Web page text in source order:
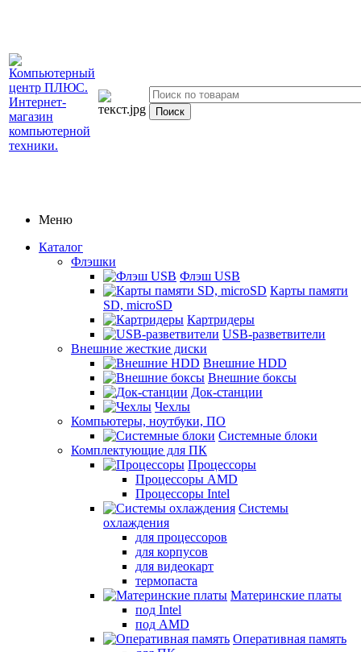
Меню
Каталог
Флэшки
Флэш USB
Карты памяти
SD, microSD
Картридеры
USB-разветвители
Внешние жесткие диски
Внешние HDD
Внешние боксы
Док-станции
Чехлы
Компьютеры, ноутбуки, ПО
Системные блоки
Комплектующие для ПК
Процессоры
Процессоры AMD
Процессоры Intel
Системы
охлаждения
для процессоров
для корпусов
для видеокарт
термопаста
Материнские платы
под Intel
под AMD
Оперативная память